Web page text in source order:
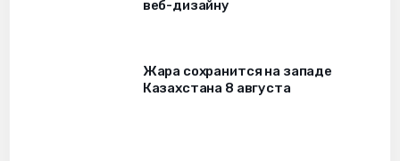
веб-дизайну
Жара сохранится на западе
Казахстана 8 августа